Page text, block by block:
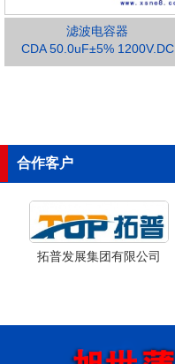
滤波电容器
CDA 50.0uF±5% 1200V.DC
合作客户
拓普发展集团有限公司